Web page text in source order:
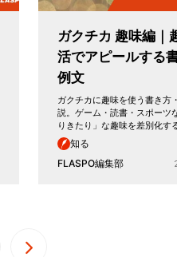
ガクチカ 趣味編｜
活でアピールする
例文
ガクチカに趣味を使う書き方
説。ゲーム・読書・スポーツ
りきたり」な趣味を差別化す
知る
FLASPO編集部